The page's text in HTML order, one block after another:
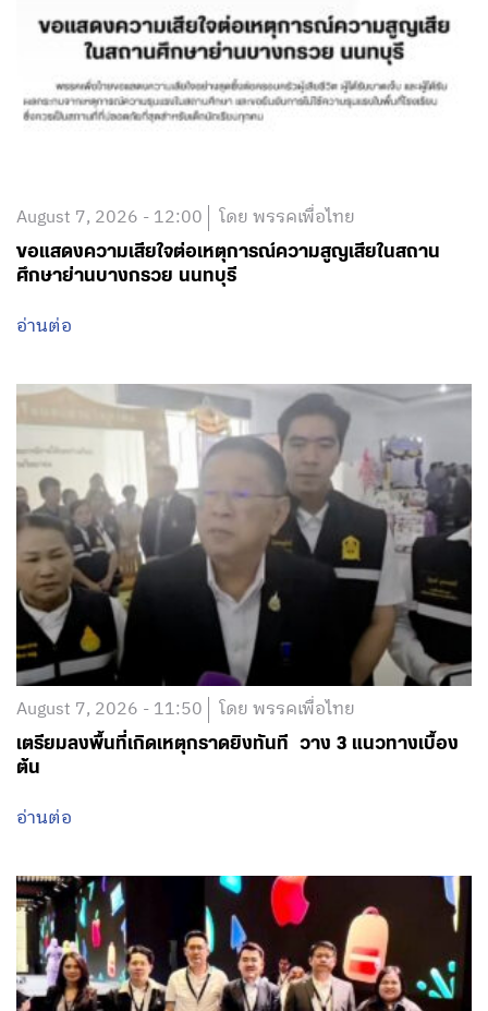
August 7, 2026 - 12:00 โดย พรรคเพื่อไทย
ขอแสดงความเสียใจต่อเหตุการณ์ความสูญเสียในสถาน
ศึกษาย่านบางกรวย นนทบุรี
อ่านต่อ
August 7, 2026 - 11:50 โดย พรรคเพื่อไทย
เตรียมลงพื้นที่เกิดเหตุกราดยิงทันที วาง 3 แนวทางเบื้อง
ต้น
อ่านต่อ